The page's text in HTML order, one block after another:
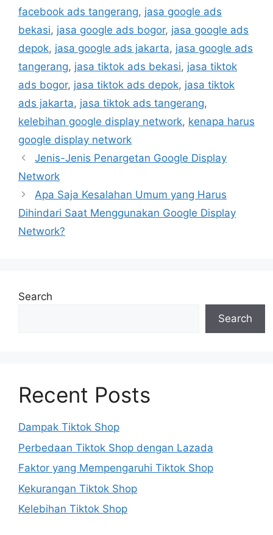
facebook ads tangerang, jasa google ads
bekasi, jasa google ads bogor, jasa google ads
depok, jasa google ads jakarta, jasa google ads
tangerang, jasa tiktok ads bekasi, jasa tiktok
ads bogor, jasa tiktok ads depok, jasa tiktok
ads jakarta, jasa tiktok ads tangerang,
kelebihan google display network, kenapa harus
google display network
Jenis-Jenis Penargetan Google Display
Network
Apa Saja Kesalahan Umum yang Harus
Dihindari Saat Menggunakan Google Display
Network?
Search
Search
Recent Posts
Dampak Tiktok Shop
Perbedaan Tiktok Shop dengan Lazada
Faktor yang Mempengaruhi Tiktok Shop
Kekurangan Tiktok Shop
Kelebihan Tiktok Shop